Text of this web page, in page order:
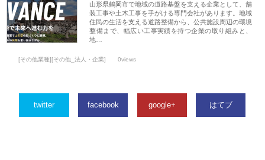
山形県鶴岡市で地域の道路基盤を支える企業として、舗
装工事や土木工事を手がける専門会社があります。地域
住民の生活を支える道路整備から、公共施設周辺の環境
整備まで、幅広い工事実績を持つ企業の取り組みと、
地…
[その他業種][その他_法人・企業] 0views
twitter facebook google+ はてブ